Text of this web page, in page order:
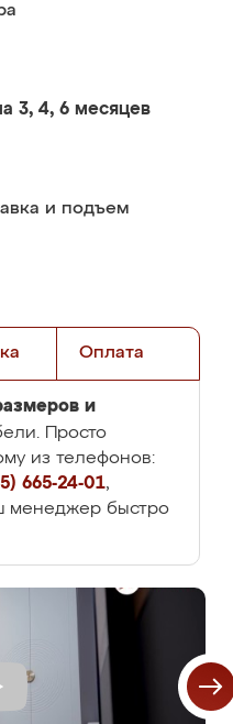
3, 4, 6 месяцев
и подъем
Оплата
и
Просто
из телефонов:
665-24-01,
менеджер быстро